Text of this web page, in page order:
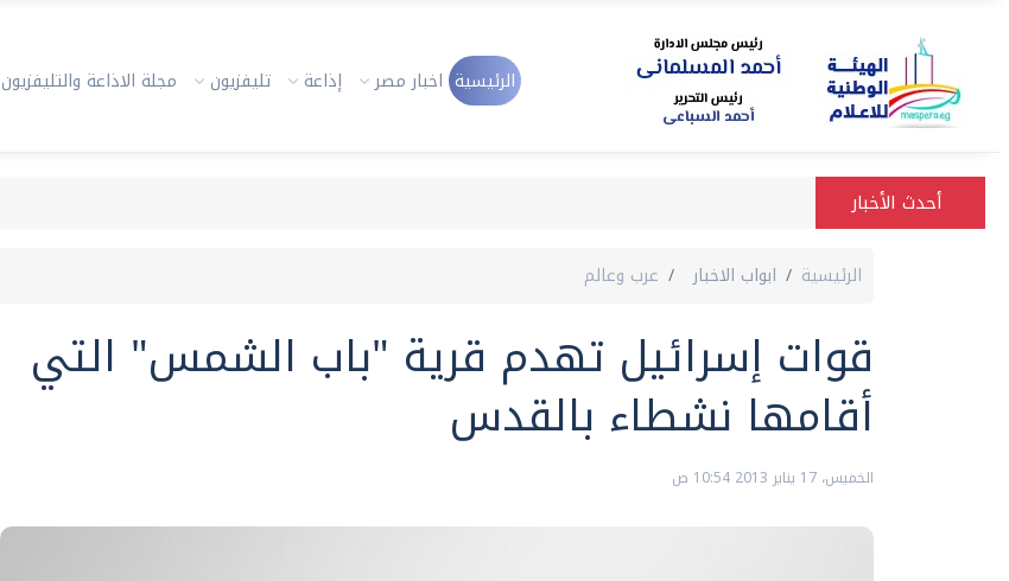
الرئيسية اخبار مصر إذاعة تليفزيون مجلة الاذاعة والتليفزيون
أحدث الأخبار
الرئيسية ابواب الاخبار عرب وعالم
قوات إسرائيل تهدم قرية "باب الشمس" التي
أقامها نشطاء بالقدس
الخميس، 17 يناير 2013 10:54 ص